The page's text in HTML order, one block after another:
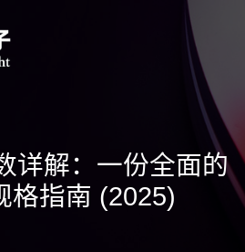
详解：一份全面的
格指南 (2025)